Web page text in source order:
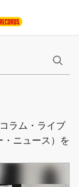
ラム・ライブ
・ニュース）を